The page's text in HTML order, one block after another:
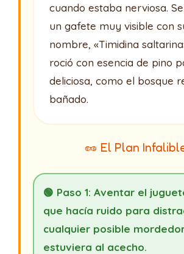
cuando estaba nerviosa.
un gafete muy visible con
nombre, «Timidina
roció con esencia de pino
deliciosa, como el bosque
bañado.
🥜 El Plan
🟢 Paso 1: Aventar el
que hacía ruido para
cualquier posible
estuviera al acecho.